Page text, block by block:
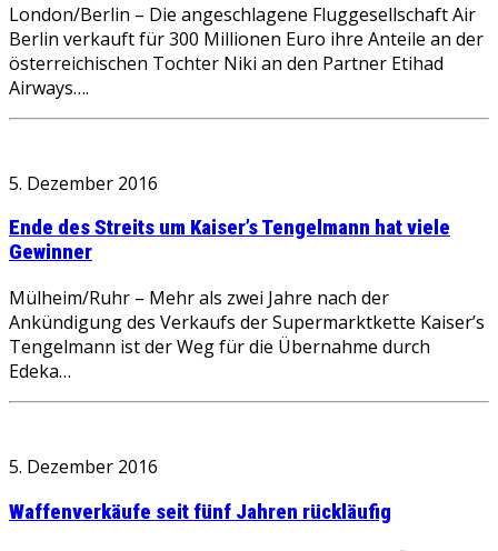
London/Berlin – Die angeschlagene Fluggesellschaft Air
Berlin verkauft für 300 Millionen Euro ihre Anteile an der
österreichischen Tochter Niki an den Partner Etihad
Airways….
5. Dezember 2016
Ende des Streits um Kaiser’s Tengelmann hat viele
Gewinner
Mülheim/Ruhr – Mehr als zwei Jahre nach der
Ankündigung des Verkaufs der Supermarktkette Kaiser’s
Tengelmann ist der Weg für die Übernahme durch
Edeka…
5. Dezember 2016
Waffenverkäufe seit fünf Jahren rückläufig